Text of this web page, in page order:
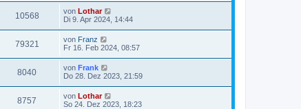
10568 von Lothar
Di 9. Apr 2024, 14:44
79321 von Franz
Fr 16. Feb 2024, 08:57
8040 von Frank
Do 28. Dez 2023, 21:59
8757 von Lothar
So 24. Dez 2023, 18:23